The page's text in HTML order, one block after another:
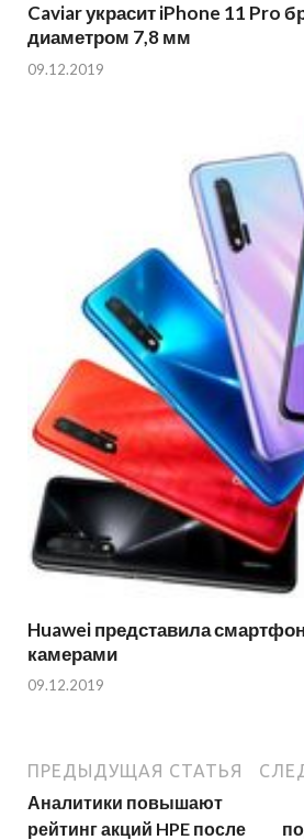
Caviar украсит iPhone 11 Pro
диаметром 7,8 мм
09.12.2019
Huawei представила
камерами
09.12.2019
ПРЕДЫДУЩАЯ СТАТЬЯ
Аналитики повышают
рейтинг акций HPE после